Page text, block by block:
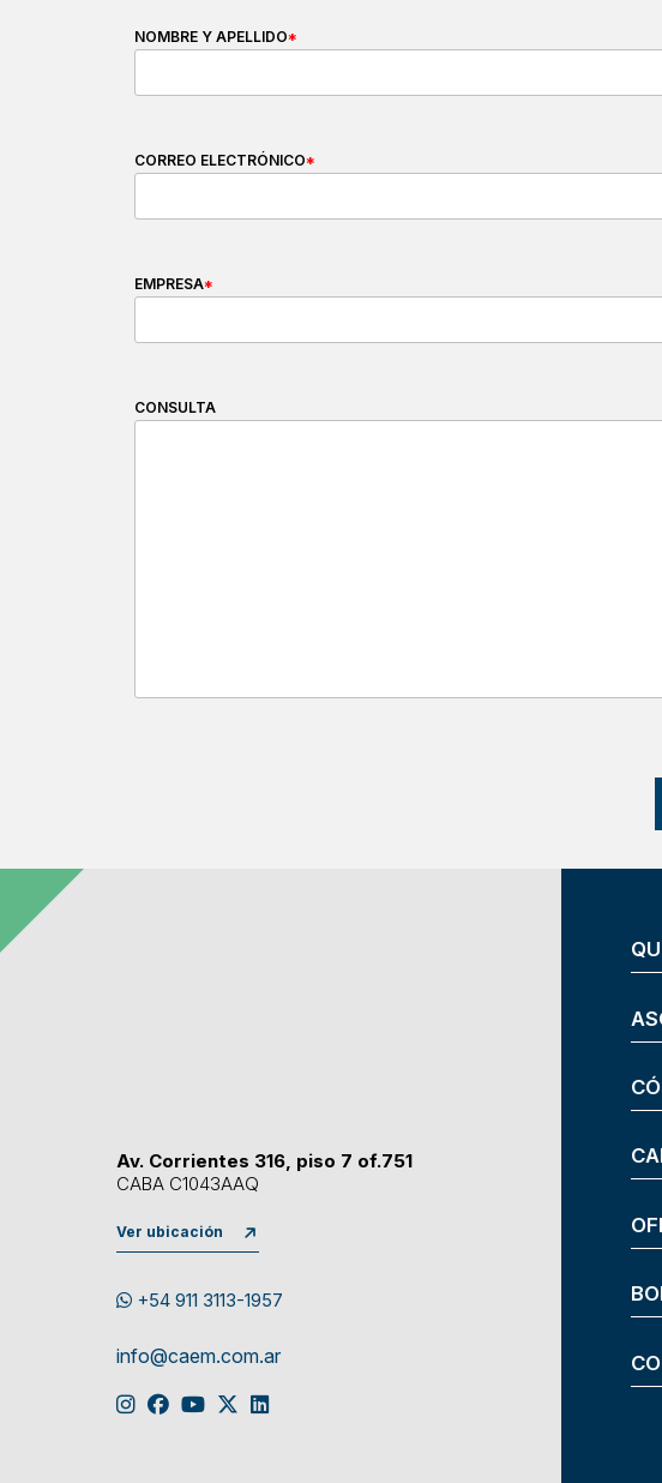
NOMBRE Y APELLIDO*
CORREO ELECTRÓNICO*
EMPRESA*
CONSULTA
Av. Corrientes 316, piso 7 of.751
CABA C1043AAQ
Ver ubicación
+54 911 3113-1957
info@caem.com.ar